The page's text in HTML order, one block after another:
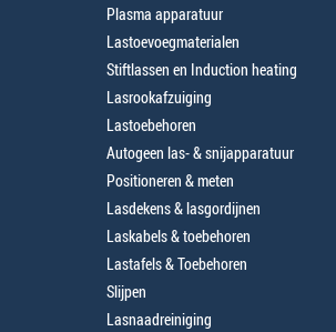
Plasma apparatuur
Lastoevoegmaterialen
Stiftlassen en Induction heating
Lasrookafzuiging
Lastoebehoren
Autogeen las- & snijapparatuur
Positioneren & meten
Lasdekens & lasgordijnen
Laskabels & toebehoren
Lastafels & Toebehoren
Slijpen
Lasnaadreiniging